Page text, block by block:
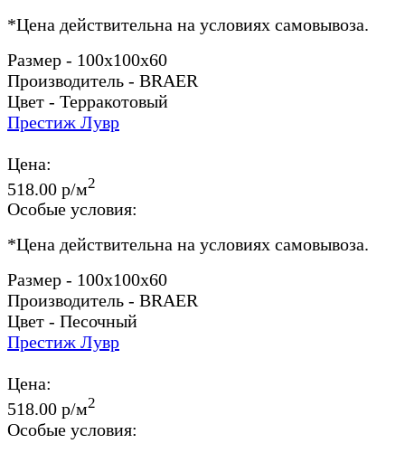
*Цена действительна на условиях самовывоза.
Размер - 100x100x60
Производитель - BRAER
Цвет - Терракотовый
Престиж Лувр
Цена:
518.00 р/м2
Особые условия:
*Цена действительна на условиях самовывоза.
Размер - 100x100x60
Производитель - BRAER
Цвет - Песочный
Престиж Лувр
Цена:
518.00 р/м2
Особые условия: